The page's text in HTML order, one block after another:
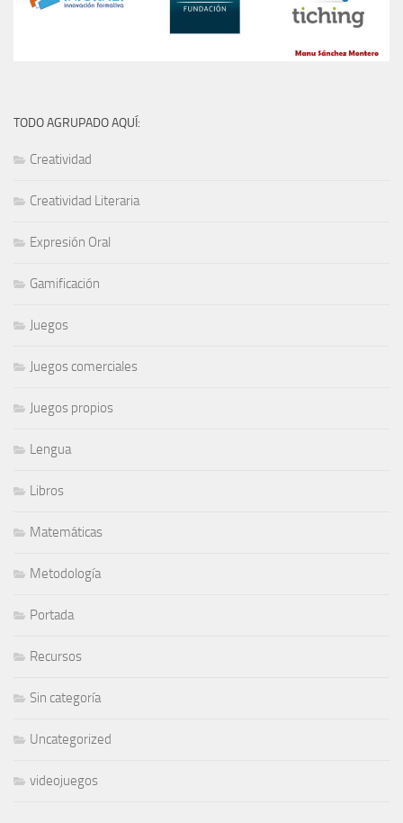
TODO AGRUPADO AQUÍ:
Creatividad
Creatividad Literaria
Expresión Oral
Gamificación
Juegos
Juegos comerciales
Juegos propios
Lengua
Libros
Matemáticas
Metodología
Portada
Recursos
Sin categoría
Uncategorized
videojuegos